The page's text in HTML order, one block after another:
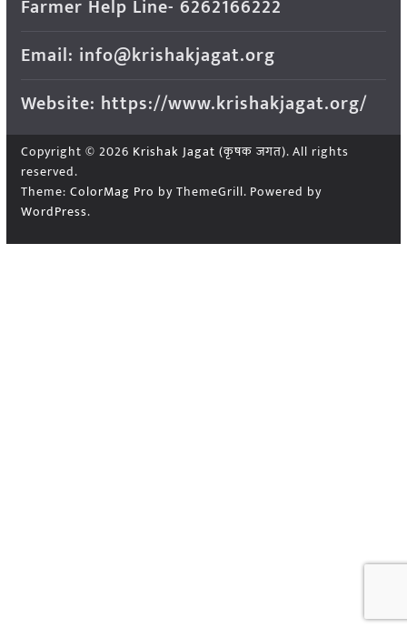
Farmer Help Line- 6262166222
Email: info@krishakjagat.org
Website: https://www.krishakjagat.org/
Copyright © 2026 Krishak Jagat (कृषक जगत). All rights
reserved.
Theme: ColorMag Pro by ThemeGrill. Powered by
WordPress.